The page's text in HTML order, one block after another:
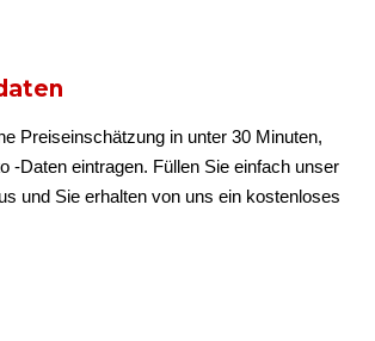
Preiseinschätzung in unter 30 Minuten,
-Daten eintragen. Füllen Sie einfach unser
und Sie erhalten von uns ein kostenloses